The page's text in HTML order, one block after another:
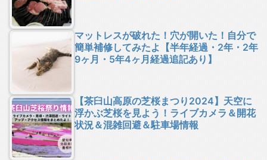
マットレスが破れた！穴が開いた！自分で
簡単補修してみたよ【半年経過・2年・2年
9ヶ月・5年4ヶ月経過追記あり】
【茶臼山高原の芝桜まつり2024】天空に
浮かぶ芝桜を見よう！ライブカメラ＆開花
状況＆混雑回避＆駐車場情報